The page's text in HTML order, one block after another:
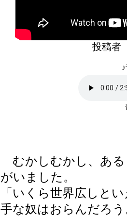
投稿
むかしむかし、ある
がいました。
「いくら世界広しと
手な奴はおらんだろ